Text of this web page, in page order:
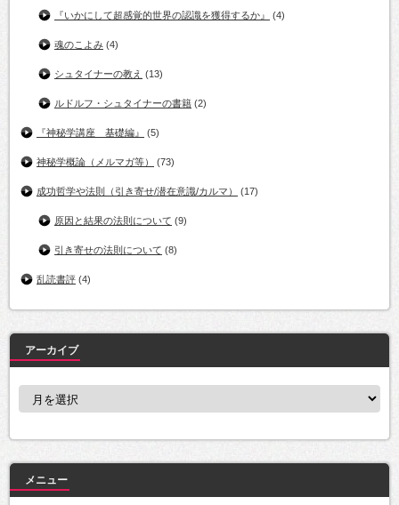
『いかにして超感覚的世界の認識を獲得するか』 (4)
魂のこよみ (4)
シュタイナーの教え (13)
ルドルフ・シュタイナーの書籍 (2)
『神秘学講座 基礎編』 (5)
神秘学概論（メルマガ等） (73)
成功哲学や法則（引き寄せ/潜在意識/カルマ） (17)
原因と結果の法則について (9)
引き寄せの法則について (8)
乱読書評 (4)
アーカイブ
ア
ブ
メニュー